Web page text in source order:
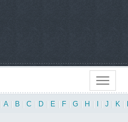
A B C D E F G H J K